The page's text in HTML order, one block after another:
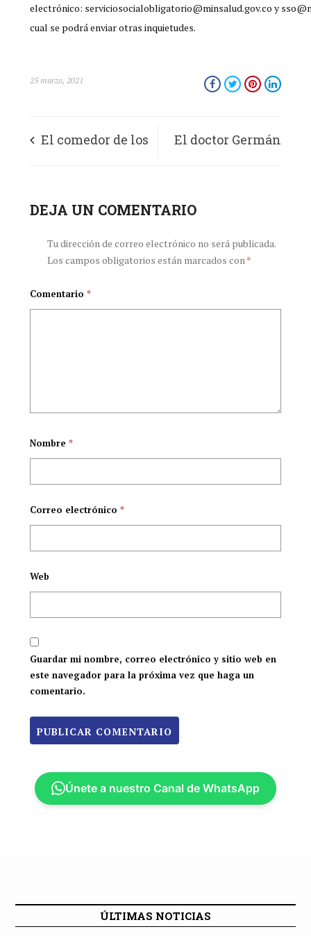
electrónico: serviciosocialobligatorio@minsalud.gov.co y
cual se podrá enviar otras inquietudes.
25 marzo, 2021
El comedor de los El doctor Germán
Hernández se
posicionó como
Academia Nacional
DEJA UN COMENTARIO
Tu dirección de correo electrónico no será publicada.
Los campos obligatorios están marcados con *
Comentario *
Nombre *
Correo electrónico *
Web
Guardar mi nombre, correo electrónico y sitio web en
este navegador para la próxima vez que haga un
comentario.
Únete a nuestro Canal de WhatsApp
ÚLTIMAS NOTICIAS